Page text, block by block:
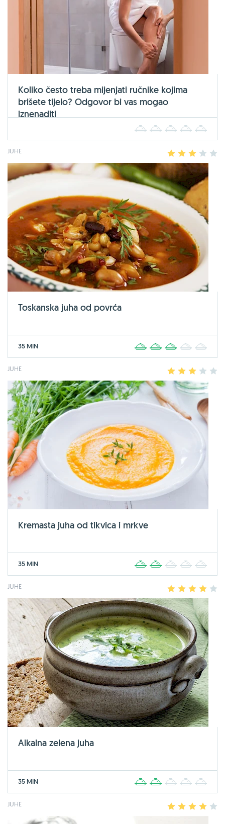
Koliko često treba mijenjati ručnike kojima
brišete tijelo? Odgovor bi vas mogao
iznenaditi
2 3 4
JUHE 2 3 4
Toskanska juha od povrća
35 MIN 2 3 4
JUHE 2 3 4
Kremasta juha od tikvica i mrkve
35 MIN 2 3 4
JUHE 2 3 4
Alkalna zelena juha
35 MIN 2 3 4
JUHE 2 3 4